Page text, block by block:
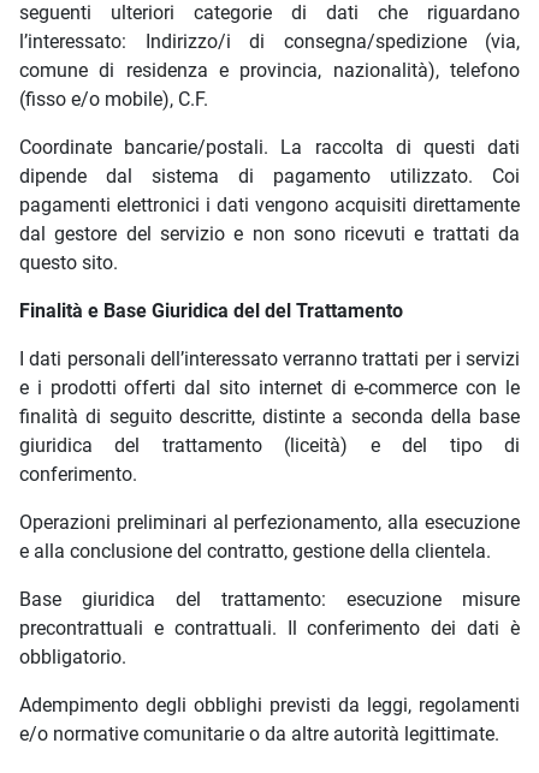
seguenti ulteriori categorie di dati che riguardano
l’interessato: Indirizzo/i di consegna/spedizione (via,
comune di residenza e provincia, nazionalità), telefono
(fisso e/o mobile), C.F.
Coordinate bancarie/postali. La raccolta di questi dati
dipende dal sistema di pagamento utilizzato. Coi
pagamenti elettronici i dati vengono acquisiti direttamente
dal gestore del servizio e non sono ricevuti e trattati da
questo sito.
Finalità e Base Giuridica del del Trattamento
I dati personali dell’interessato verranno trattati per i servizi
e i prodotti offerti dal sito internet di e-commerce con le
finalità di seguito descritte, distinte a seconda della base
giuridica del trattamento (liceità) e del tipo di
conferimento.
Operazioni preliminari al perfezionamento, alla esecuzione
e alla conclusione del contratto, gestione della clientela.
Base giuridica del trattamento: esecuzione misure
precontrattuali e contrattuali. Il conferimento dei dati è
obbligatorio.
Adempimento degli obblighi previsti da leggi, regolamenti
e/o normative comunitarie o da altre autorità legittimate.